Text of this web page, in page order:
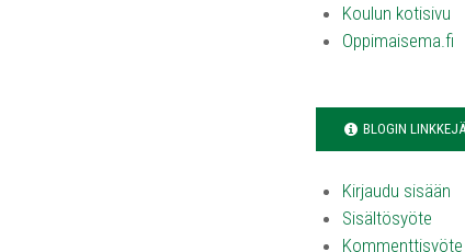
Koulun kotisivu
Oppimaisema.fi
BLOGIN LINKKEJÄ
Kirjaudu sisään
Sisältösyöte
Kommenttisyöte